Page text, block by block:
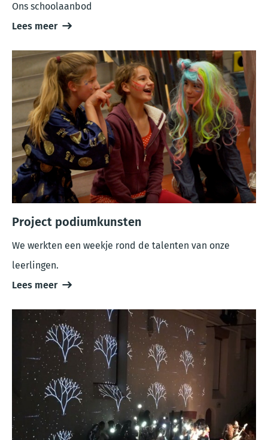
Ons schoolaanbod
Lees meer
Project podiumkunsten
We werkten een weekje rond de talenten van onze
leerlingen.
Lees meer